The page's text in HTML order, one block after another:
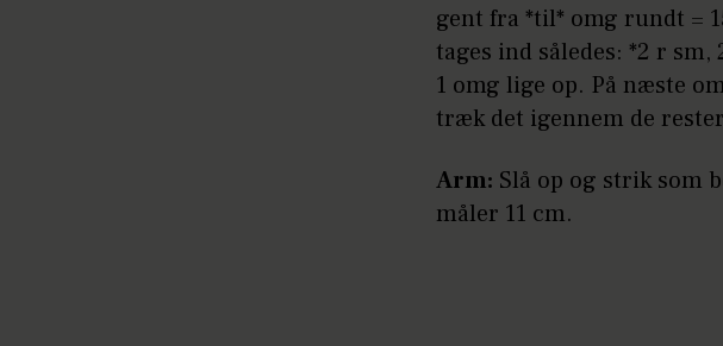
gent fra *til* omg rundt =
tages ind således: *2 r
1 omg lige op. På næste
træk det igennem de
Arm: Slå op og strik som
måler 11 cm.